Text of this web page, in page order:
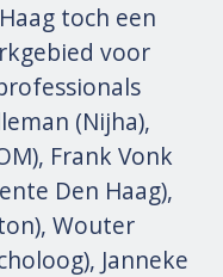
toch een
voor
(Nijha),
Frank Vonk
Den Haag),
Wouter
Janneke